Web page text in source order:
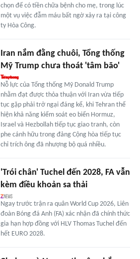
chọn để có tiền chữa bệnh cho mẹ, trong lúc
một vụ việc đẫm máu bất ngờ xảy ra tại công
ty Hòa Công.
Iran nắm đằng chuôi, Tổng thống
Mỹ Trump chưa thoát 'tâm bão'
Nỗ lực của Tổng thống Mỹ Donald Trump
nhằm đạt được thỏa thuận với Iran vừa tiếp
tục gặp phải trở ngại đáng kể, khi Tehran thể
hiện khả năng kiểm soát eo biển Hormuz,
Israel và Hezbollah tiếp tục giao tranh, còn
phe cánh hữu trong đảng Cộng hòa tiếp tục
chỉ trích ông đã nhượng bộ quá nhiều.
'Trói chân' Tuchel đến 2028, FA vẫn
kèm điều khoản sa thải
Ngay trước trận ra quân World Cup 2026, Liên
đoàn Bóng đá Anh (FA) xác nhận đã chính thức
gia hạn hợp đồng với HLV Thomas Tuchel đến
hết EURO 2028.